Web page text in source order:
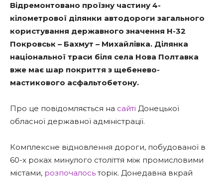
Відремонтовано проїзну частину 4-
кілометрової ділянки автодороги загального
користування державного значення Н-32
Покровськ – Бахмут – Михайлівка. Ділянка
національної траси біля села Нова Полтавка
вже має шар покриття з щебенево-
мастикового асфальтобетону.
Про це повідомляється на сайті Донецької
обласної державної адміністрації.
Комплексне відновлення дороги, побудованої в
60-х роках минулого століття між промисловими
містами, розпочалось торік. Донедавна вкрай